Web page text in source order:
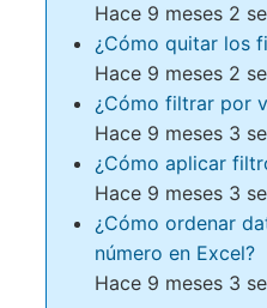
Hace 9 meses 2
¿Cómo quitar los
Hace 9 meses 2
¿Cómo filtrar por
Hace 9 meses 3
¿Cómo aplicar
Hace 9 meses 3
¿Cómo ordenar
número en Excel?
Hace 9 meses 3